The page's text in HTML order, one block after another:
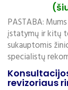
PASTABA:
įstatymų ir kitų
sukauptomis
specialistų
revizoriaus